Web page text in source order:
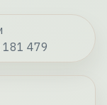
181 479